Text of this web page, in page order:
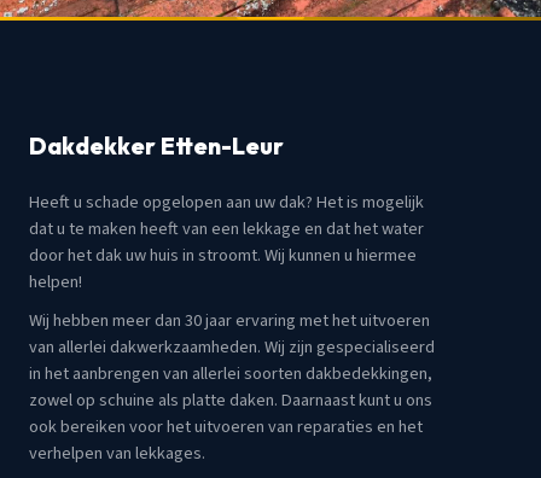
Dakdekker Etten-Leur
Heeft u schade opgelopen aan uw dak? Het is mogelijk
dat u te maken heeft van een lekkage en dat het water
door het dak uw huis in stroomt. Wij kunnen u hiermee
helpen!
Wij hebben meer dan 30 jaar ervaring met het uitvoeren
van allerlei dakwerkzaamheden. Wij zijn gespecialiseerd
in het aanbrengen van allerlei soorten dakbedekkingen,
zowel op schuine als platte daken. Daarnaast kunt u ons
ook bereiken voor het uitvoeren van reparaties en het
verhelpen van lekkages.